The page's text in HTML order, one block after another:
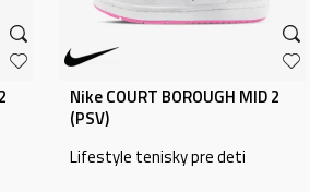
Nike COURT BOROUGH MID 2
(PSV)
Lifestyle tenisky pre deti